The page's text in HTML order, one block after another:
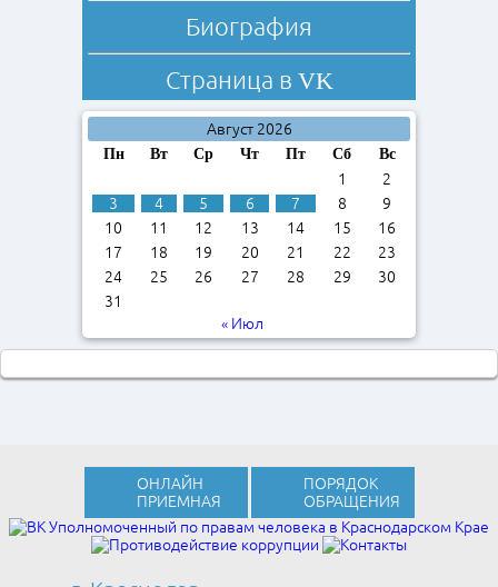
Биография
Страница в VK
Август 2026
Пн Вт Ср Чт Пт Сб Вс
1
2
3
4 5 6 7 8
9
10
11 12 13 14 15
16
17
18 19 20 21 22
23
24
25 26 27 28 29
30
31
« Июл
ОНЛАЙН
ПРИЕМНАЯ
ПОРЯДОК
ОБРАЩЕНИЯ